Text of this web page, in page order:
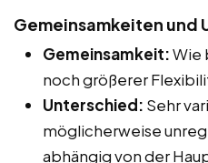
Gemeinsamkeiten und
Gemeinsamkeit:Wie
noch größerer
Unterschied: Sehr
möglicherweise
abhängig von der